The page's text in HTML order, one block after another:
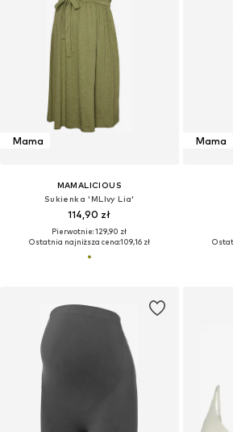
Mama
MAMALICIOUS
Sukienka 'MLIvy Lia'
114,90 zł
Pierwotnie: 129,90 zł
Ostatnia najniższa cena:109,16 zł
Mama